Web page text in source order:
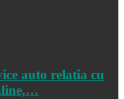
auto relatia cu